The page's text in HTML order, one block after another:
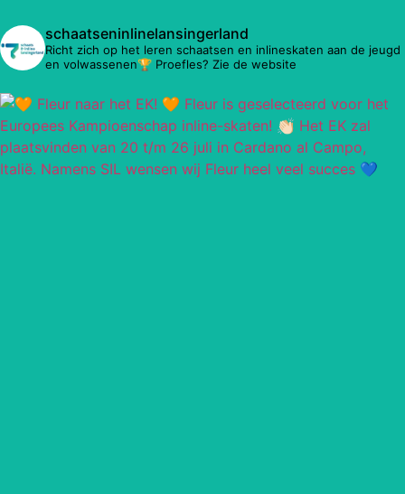
schaatseninlinelansingerland
Richt zich op het leren schaatsen en inlineskaten aan de jeugd
en volwassenen🏆 Proefles? Zie de website